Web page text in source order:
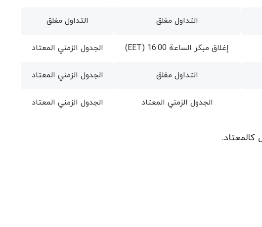
التداول مغلق التداول مغلق
إغلاق مبكر الساعة 16:00 (EET) الجدول الزمني المعتاد
التداول مغلق الجدول الزمني المعتاد
الجدول الزمني المعتاد الجدول الزمني المعتاد